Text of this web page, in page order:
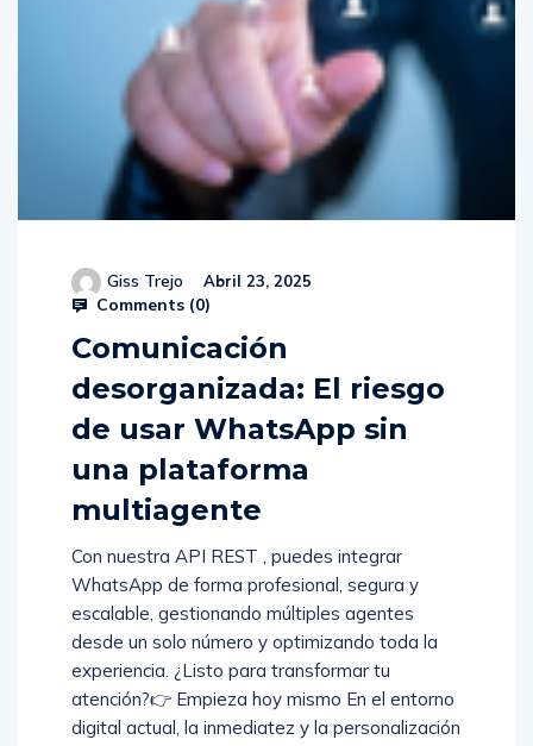
Giss Trejo Abril 23, 2025
Comments (0)
Comunicación
desorganizada: El riesgo
de usar WhatsApp sin
una plataforma
multiagente
Con nuestra API REST , puedes integrar
WhatsApp de forma profesional, segura y
escalable, gestionando múltiples agentes
desde un solo número y optimizando toda la
experiencia. ¿Listo para transformar tu
atención?👉 Empieza hoy mismo En el entorno
digital actual, la inmediatez y la personalización